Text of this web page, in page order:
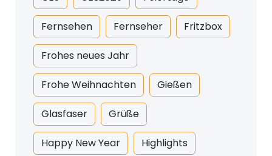
Fernsehen Fernseher Fritzbox
Frohes neues Jahr
Frohe Weihnachten Gießen
Glasfaser Grüße
Happy New Year Highlights